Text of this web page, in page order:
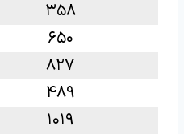
۳۵۸
۶۵۰
۸۲۷
۴۸۹
۱۰۱۹